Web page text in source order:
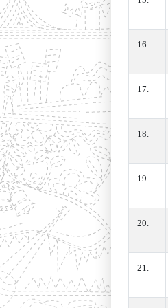
16.
17.
18.
19.
20.
21.